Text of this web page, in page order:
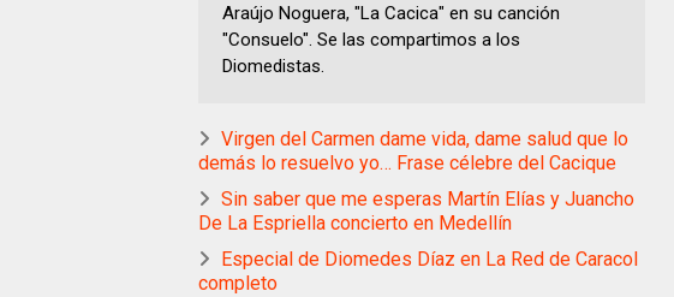
Araújo Noguera, "La Cacica" en su canción
"Consuelo". Se las compartimos a los
Diomedistas.
Virgen del Carmen dame vida, dame salud que lo
demás lo resuelvo yo… Frase célebre del Cacique
Sin saber que me esperas Martín Elías y Juancho
De La Espriella concierto en Medellín
Especial de Diomedes Díaz en La Red de Caracol
completo